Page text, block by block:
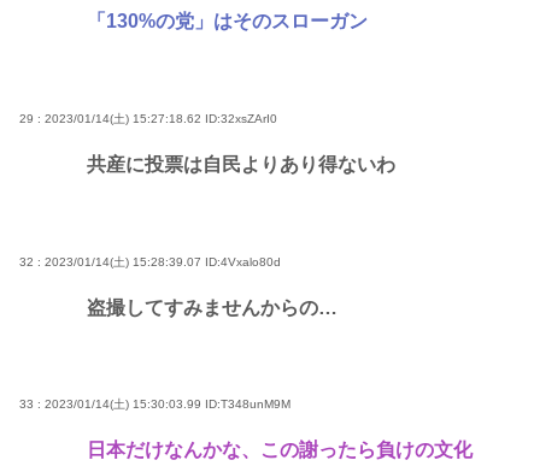
「130%の党」はそのスローガン
29 : 2023/01/14(土) 15:27:18.62 ID:32xsZArI0
共産に投票は自民よりあり得ないわ
32 : 2023/01/14(土) 15:28:39.07 ID:4Vxalo80d
盗撮してすみませんからの…
33 : 2023/01/14(土) 15:30:03.99 ID:T348unM9M
日本だけなんかな、この謝ったら負けの文化